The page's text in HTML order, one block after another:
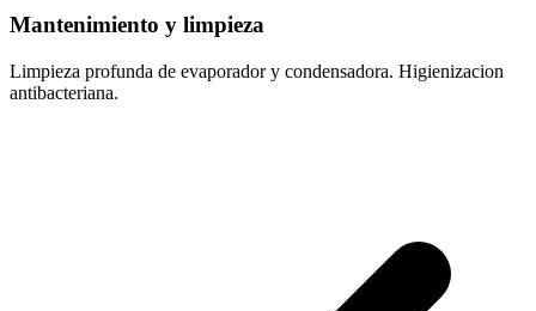
Mantenimiento y limpieza
Limpieza profunda de evaporador y condensadora. Higienizacion
antibacteriana.